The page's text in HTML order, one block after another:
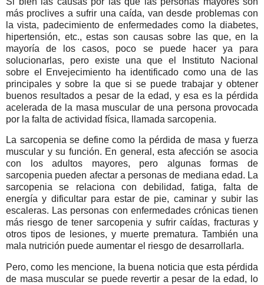
más proclives a sufrir una caída, van desde problemas con
la vista, padecimiento de enfermedades como la diabetes,
hipertensión, etc., estas son causas sobre las que, en la
mayoría de los casos, poco se puede hacer ya para
solucionarlas, pero existe una que el Instituto Nacional
sobre el Envejecimiento ha identificado como una de las
principales y sobre la que si se puede trabajar y obtener
buenos resultados a pesar de la edad, y esa es la pérdida
acelerada de la masa muscular de una persona provocada
por la falta de actividad física, llamada sarcopenia.
La sarcopenia se define como la pérdida de masa y fuerza
muscular y su función. En general, esta afección se asocia
con los adultos mayores, pero algunas formas de
sarcopenia pueden afectar a personas de mediana edad. La
sarcopenia se relaciona con debilidad, fatiga, falta de
energía y dificultar para estar de pie, caminar y subir las
escaleras. Las personas con enfermedades crónicas tienen
más riesgo de tener sarcopenia y sufrir caídas, fracturas y
otros tipos de lesiones, y muerte prematura. También una
mala nutrición puede aumentar el riesgo de desarrollarla.
Pero, como les mencione, la buena noticia que esta pérdida
de masa muscular se puede revertir a pesar de la edad, lo